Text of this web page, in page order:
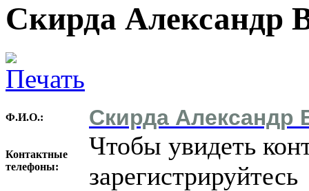
Скирда Александр
Ф.И.О.: Скирда Александр
Контактные
телефоны:
Чтобы увидеть
зарегистрируйтесь